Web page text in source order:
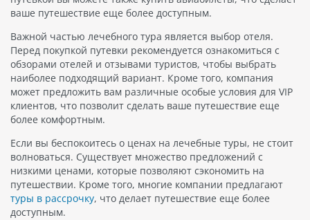
ваше путешествие еще более доступным.
Важной частью лечебного тура является выбор отеля.
Перед покупкой путевки рекомендуется ознакомиться с
обзорами отелей и отзывами туристов, чтобы выбрать
наиболее подходящий вариант. Кроме того, компания
может предложить вам различные особые условия для VIP
клиентов, что позволит сделать ваше путешествие еще
более комфортным.
Если вы беспокоитесь о ценах на лечебные туры, не стоит
волноваться. Существует множество предложений с
низкими ценами, которые позволяют сэкономить на
путешествии. Кроме того, многие компании предлагают
туры в рассрочку, что делает путешествие еще более
доступным.